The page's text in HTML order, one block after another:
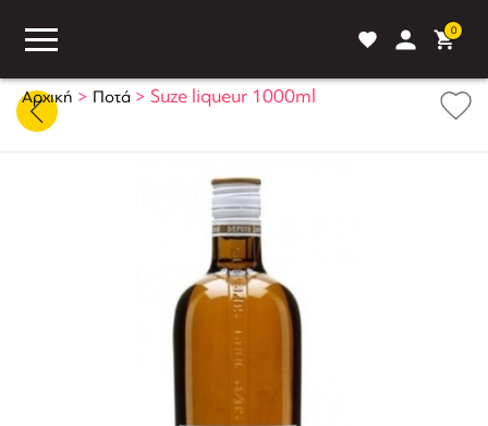
0
ΣΥΓΚΡΙΣΗ
Αρχική > Ποτά > Suze liqueur 1000ml